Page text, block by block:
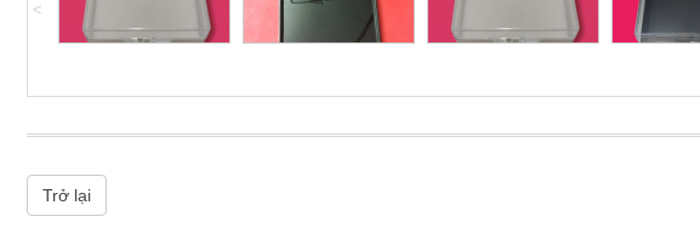
˄
Trở lại